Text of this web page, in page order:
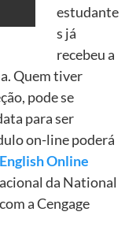
estudante
s já
recebeu a
Quem tiver
pode se
para ser
on-line poderá
Online
da National
a Cengage